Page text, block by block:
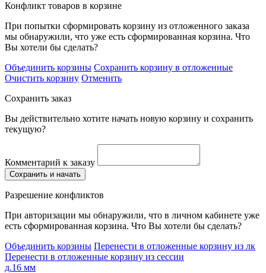
Конфликт товаров в корзине
При попытки сформировать корзину из отложенного заказа
мы обнаружили, что уже есть сформированная корзина. Что
Вы хотели бы сделать?
Объединить корзины Сохранить корзину в отложенные
Очистить корзину Отменить
Сохранить заказ
Вы действительно хотите начать новую корзину и сохранить
текущую?
Комментарий к заказу
Сохранить и начать
Разрешение конфликтов
При авторизации мы обнаружили, что в личном кабинете уже
есть сформированная корзина. Что Вы хотели бы сделать?
Объединить корзины Перенести в отложенные корзину из лк
Перенести в отложенные корзину из сессии
д.16 мм